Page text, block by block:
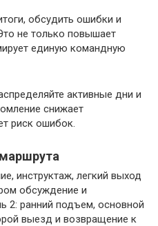
обсудить ошибки и
не только повышает
единую командную
активные дни и
снижает
риск ошибок.
инструктаж, легкий выход
обсуждение и
2: ранний подъем, основной
выезд и возвращение к